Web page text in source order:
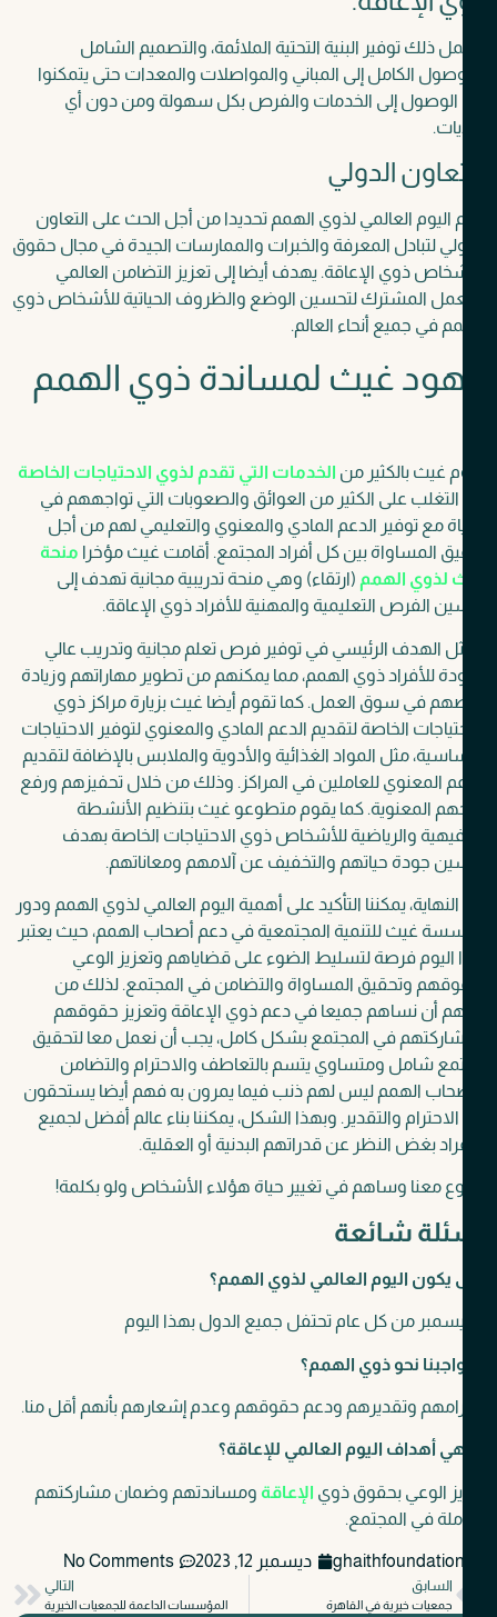
ذلك توفير البنية التحتية الملائمة، والتصميم الشامل
الكامل إلى المباني والمواصلات والمعدات حتى يتمكنوا
إلى الخدمات والفرص بكل سهولة ومن دون أي
الدولي
اليوم العالمي لذوي الهمم تحديدا من أجل الحث على التعاون
لتبادل المعرفة والخبرات والممارسات الجيدة في مجال حقوق
ذوي الإعاقة. يهدف أيضا إلى تعزيز التضامن العالمي
المشترك لتحسين الوضع والظروف الحياتية للأشخاص ذوي
في جميع أنحاء العالم.
غيث لمساندة ذوي الهمم
غيث بالكثير من الخدمات التي تقدم لذوي الاحتياجات الخاصة
على الكثير من العوائق والصعوبات التي تواجههم في
مع توفير الدعم المادي والمعنوي والتعليمي لهم من أجل
المساواة بين كل أفراد المجتمع.أقامت غيث مؤخرامنحة
لذوي الهمم(ارتقاء) وهي منحة تدريبية مجانية تهدف إلى
الفرص التعليمية والمهنية للأفراد ذوي الإعاقة.
الهدف الرئيسي في توفير فرص تعلم مجانية وتدريب عالي
للأفراد ذوي الهمم، مما يمكنهم من تطوير مهاراتهم وزيادة
في سوق العمل.كما تقوم أيضا غيث بزيارة مراكز ذوي
الخاصة لتقديم الدعم المادي والمعنوي لتوفير الاحتياجات
مثل المواد الغذائية والأدوية والملابس بالإضافة لتقديم
المعنوي للعاملين في المراكز.وذلك من خلال تحفيزهم ورفع
المعنوية.كما يقوم متطوعو غيث بتنظيم الأنشطة
والرياضية للأشخاص ذوي الاحتياجات الخاصة بهدف
جودة حياتهم والتخفيف عن آلامهم ومعاناتهم.
يمكننا التأكيد على أهمية اليوم العالمي لذوي الهمم ودور
غيث للتنمية المجتمعية في دعم أصحاب الهمم،حيث يعتبر
اليوم فرصة لتسليط الضوء على قضاياهم وتعزيز الوعي
وتحقيق المساواة والتضامن في المجتمع.لذلك من
أن نساهم جميعا في دعم ذوي الإعاقة وتعزيز حقوقهم
في المجتمع بشكل كامل،يجب أن نعمل معا لتحقيق
شامل ومتساوي يتسم بالتعاطف والاحترام والتضامن
الهمم ليس لهم ذنب فيما يمرون به فهم أيضا يستحقون
والتقدير.وبهذا الشكل، يمكننا بناء عالم أفضل لجميع
بغض النظر عن قدراتهم البدنية أو العقلية.
معنا وساهم في تغيير حياة هؤلاء الأشخاص ولو بكلمة!
شائعة
يكون اليوم العالمي لذوي الهمم؟
نحو ذوي الهمم؟
وتقديرهم ودعم حقوقهم وعدم إشعارهم بأنهم أقل منا.
أهداف اليوم العالمي للإعاقة؟
الوعي بحقوق ذوي الإعاقةومساندتهم وضمان مشاركتهم
في المجتمع.
ديسمبر 12, 2023 No Comments
السابق
جمعيات خيرية في القاهرة المؤسسات الداعمة للجمعيات الخيرية